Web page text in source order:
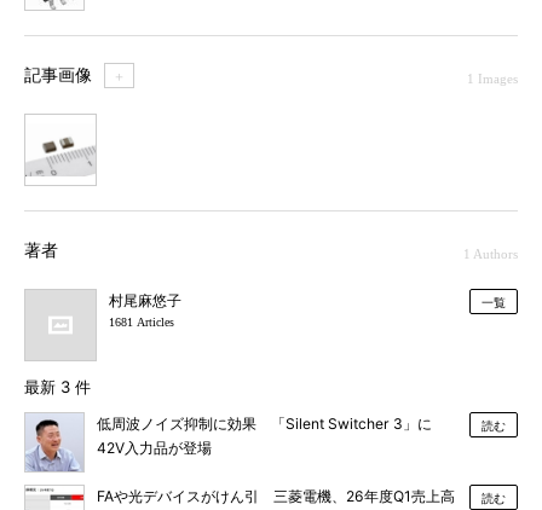
記事画像 ＋ 1 Images
著者 1 Authors
村尾麻悠子
1681 Articles
一覧
最新 3 件
低周波ノイズ抑制に効果 「Silent Switcher 3」に
42V入力品が登場
読む
FAや光デバイスがけん引 三菱電機、26年度Q1売上高
読む